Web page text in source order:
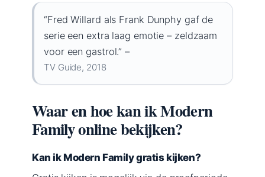
“Fred Willard als Frank Dunphy gaf de
serie een extra laag emotie – zeldzaam
voor een gastrol.” –
TV Guide, 2018
Waar en hoe kan ik Modern
Family online bekijken?
Kan ik Modern Family gratis kijken?